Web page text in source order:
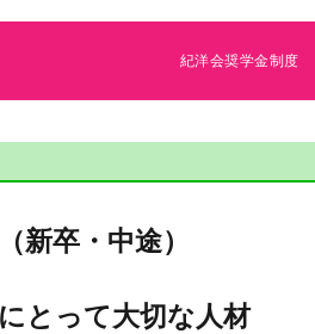
紀洋会奨学金制度
新卒・中途）
とって大切な人材